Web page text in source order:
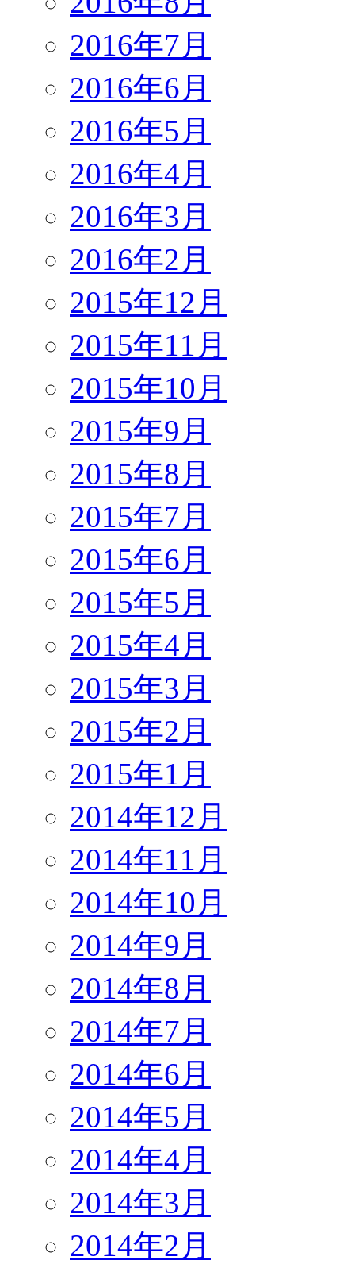
2016年7月
2016年6月
2016年5月
2016年4月
2016年3月
2016年2月
2015年12月
2015年11月
2015年10月
2015年9月
2015年8月
2015年7月
2015年6月
2015年5月
2015年4月
2015年3月
2015年2月
2015年1月
2014年12月
2014年11月
2014年10月
2014年9月
2014年8月
2014年7月
2014年6月
2014年5月
2014年4月
2014年3月
2014年2月